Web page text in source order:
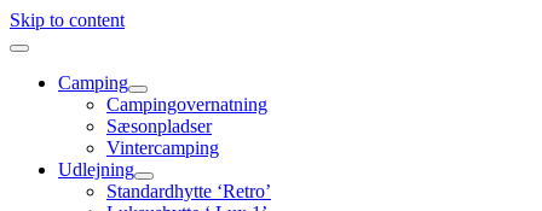
Skip to content
Camping
Campingovernatning
Sæsonpladser
Vintercamping
Udlejning
Standardhytte ‘Retro’